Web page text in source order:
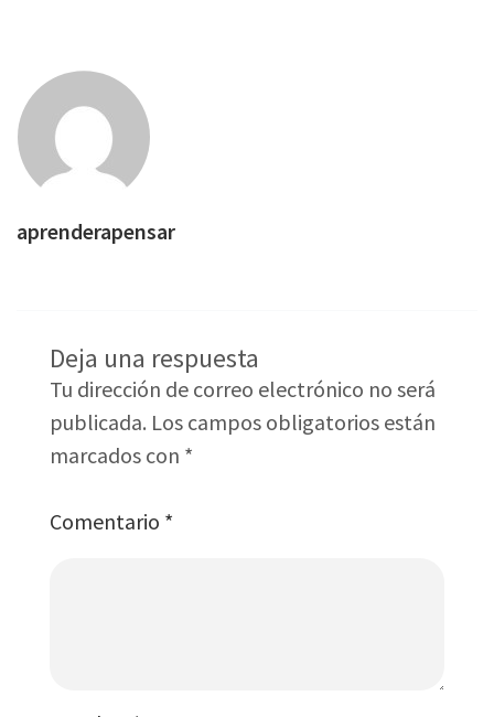
aprenderapensar
Deja una respuesta
Tu dirección de correo electrónico no será
publicada. Los campos obligatorios están
marcados con *
Comentario *